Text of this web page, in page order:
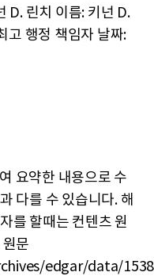
D. 린치 이름: 키넌 D.
고 행정 책임자 날짜:
요약한 내용으로 수
다를 수 있습니다. 해
를 할때는 컨텐츠 원
문
edgar/data/